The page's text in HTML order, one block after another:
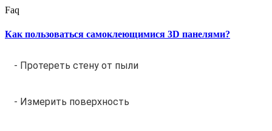
Faq
Как пользоваться самоклеющимися 3D панелями?
- Протереть стену от пыли
- Измерить поверхность